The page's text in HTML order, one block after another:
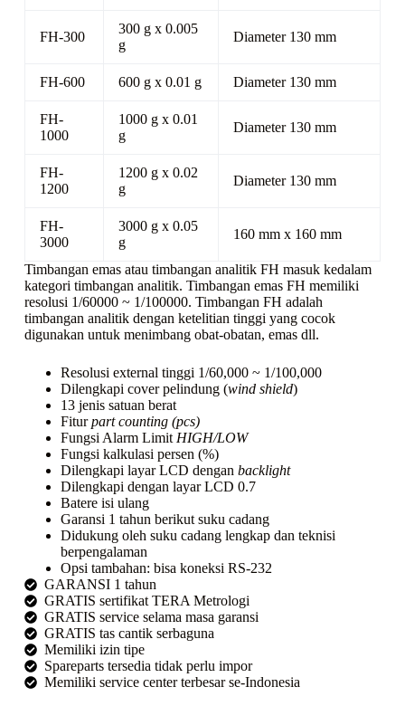
FH-300
300 g x 0.005
g
Diameter 130 mm
FH-600 600 g x 0.01 g Diameter 130 mm
FH-
1000
1000 g x 0.01
g
Diameter 130 mm
FH-
1200
1200 g x 0.02
g
Diameter 130 mm
FH-
3000
3000 g x 0.05
g
160 mm x 160 mm
Timbangan emas atau timbangan analitik FH masuk kedalam
kategori timbangan analitik. Timbangan emas FH memiliki
resolusi 1/60000 ~ 1/100000. Timbangan FH adalah
timbangan analitik dengan ketelitian tinggi yang cocok
digunakan untuk menimbang obat-obatan, emas dll.
Resolusi external tinggi 1/60,000 ~ 1/100,000
Dilengkapi cover pelindung (wind shield)
13 jenis satuan berat
Fiturpart counting (pcs)
Fungsi Alarm Limit HIGH/LOW
Fungsi kalkulasi persen (%)
Dilengkapi layar LCD dengan backlight
Dilengkapi dengan layar LCD 0.7
Batere isi ulang
Garansi 1 tahun berikut suku cadang
Didukung oleh suku cadang lengkap dan teknisi
berpengalaman
Opsi tambahan: bisa koneksi RS-232
GARANSI 1 tahun
GRATIS sertifikat TERA Metrologi
GRATIS service selama masa garansi
GRATIS tas cantik serbaguna
Memiliki izin tipe
Spareparts tersedia tidak perlu impor
Memiliki service center terbesar se-Indonesia